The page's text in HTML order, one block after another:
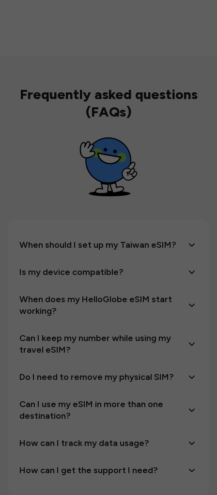
Frequently asked questions
(FAQs)
When should I set up my Taiwan eSIM?
Is my device compatible?
When does my HelloGlobe eSIM start
working?
Can I keep my number while using my
travel eSIM?
Do I need to remove my physical SIM?
Can I use my eSIM in more than one
destination?
How can I track my data usage?
How can I get the support I need?